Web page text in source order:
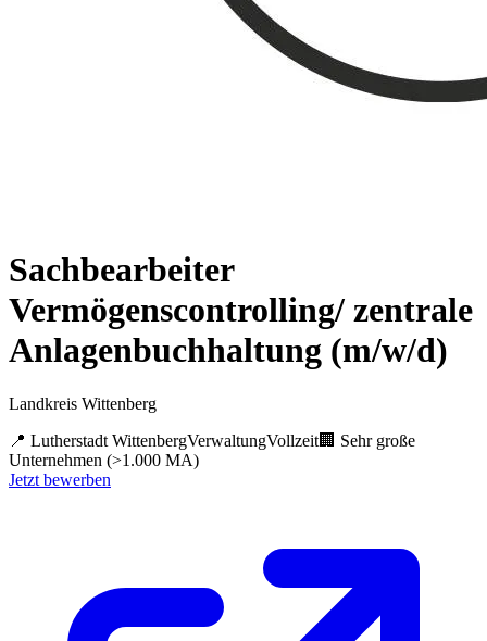
Sachbearbeiter
Vermögenscontrolling/ zentrale
Anlagenbuchhaltung (m/w/d)
Landkreis Wittenberg
📍 Lutherstadt WittenbergVerwaltungVollzeit🏢 Sehr große
Unternehmen (>1.000 MA)
Jetzt bewerben